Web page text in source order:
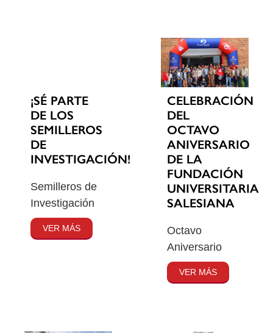
¡SÉ PARTE
DE LOS
SEMILLEROS
DE
INVESTIGACIÓN!
Semilleros de
Investigación
VER MÁS
CELEBRACIÓN
DEL
OCTAVO
ANIVERSARIO
DE LA
FUNDACIÓN
UNIVERSITARIA
SALESIANA
Octavo
Aniversario
VER MÁS